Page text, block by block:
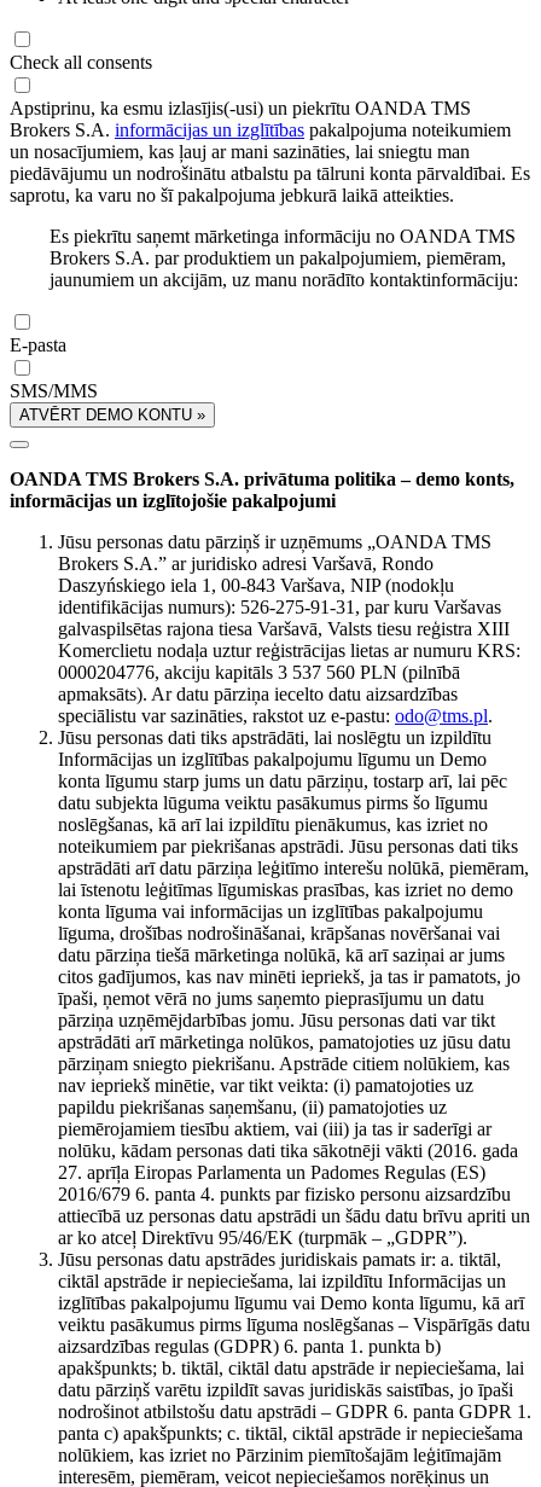
Check all consents
Apstiprinu, ka esmu izlasījis(-usi) un piekrītu OANDA TMS
Brokers S.A. informācijas un izglītības pakalpojuma noteikumiem
un nosacījumiem, kas ļauj ar mani sazināties, lai sniegtu man
piedāvājumu un nodrošinātu atbalstu pa tālruni konta pārvaldībai. Es
saprotu, ka varu no šī pakalpojuma jebkurā laikā atteikties.
Es piekrītu saņemt mārketinga informāciju no OANDA TMS
Brokers S.A. par produktiem un pakalpojumiem, piemēram,
jaunumiem un akcijām, uz manu norādīto kontaktinformāciju:
E-pasta
SMS/MMS
ATVĒRT DEMO KONTU »
OANDA TMS Brokers S.A. privātuma politika – demo konts,
informācijas un izglītojošie pakalpojumi
Jūsu personas datu pārziņš ir uzņēmums „OANDA TMS
Brokers S.A.” ar juridisko adresi Varšavā, Rondo
Daszyńskiego iela 1, 00-843 Varšava, NIP (nodokļu
identifikācijas numurs): 526-275-91-31, par kuru Varšavas
galvaspilsētas rajona tiesa Varšavā, Valsts tiesu reģistra XIII
Komerclietu nodaļa uztur reģistrācijas lietas ar numuru KRS:
0000204776, akciju kapitāls 3 537 560 PLN (pilnībā
apmaksāts). Ar datu pārziņa iecelto datu aizsardzības
speciālistu var sazināties, rakstot uz e-pastu: odo@tms.pl.
Jūsu personas dati tiks apstrādāti, lai noslēgtu un izpildītu
Informācijas un izglītības pakalpojumu līgumu un Demo
konta līgumu starp jums un datu pārziņu, tostarp arī, lai pēc
datu subjekta lūguma veiktu pasākumus pirms šo līgumu
noslēgšanas, kā arī lai izpildītu pienākumus, kas izriet no
noteikumiem par piekrišanas apstrādi. Jūsu personas dati tiks
apstrādāti arī datu pārziņa leģitīmo interešu nolūkā, piemēram,
lai īstenotu leģitīmas līgumiskas prasības, kas izriet no demo
konta līguma vai informācijas un izglītības pakalpojumu
līguma, drošības nodrošināšanai, krāpšanas novēršanai vai
datu pārziņa tiešā mārketinga nolūkā, kā arī saziņai ar jums
citos gadījumos, kas nav minēti iepriekš, ja tas ir pamatots, jo
īpaši, ņemot vērā no jums saņemto pieprasījumu un datu
pārziņa uzņēmējdarbības jomu. Jūsu personas dati var tikt
apstrādāti arī mārketinga nolūkos, pamatojoties uz jūsu datu
pārziņam sniegto piekrišanu. Apstrāde citiem nolūkiem, kas
nav iepriekš minētie, var tikt veikta: (i) pamatojoties uz
papildu piekrišanas saņemšanu, (ii) pamatojoties uz
piemērojamiem tiesību aktiem, vai (iii) ja tas ir saderīgi ar
nolūku, kādam personas dati tika sākotnēji vākti (2016. gada
27. aprīļa Eiropas Parlamenta un Padomes Regulas (ES)
2016/679 6. panta 4. punkts par fizisko personu aizsardzību
attiecībā uz personas datu apstrādi un šādu datu brīvu apriti un
ar ko atceļ Direktīvu 95/46/EK (turpmāk – „GDPR”).
Jūsu personas datu apstrādes juridiskais pamats ir: a. tiktāl,
ciktāl apstrāde ir nepieciešama, lai izpildītu Informācijas un
izglītības pakalpojumu līgumu vai Demo konta līgumu, kā arī
veiktu pasākumus pirms līguma noslēgšanas – Vispārīgās datu
aizsardzības regulas (GDPR) 6. panta 1. punkta b)
apakšpunkts; b. tiktāl, ciktāl datu apstrāde ir nepieciešama, lai
datu pārziņš varētu izpildīt savas juridiskās saistības, jo īpaši
nodrošinot atbilstošu datu apstrādi – GDPR 6. panta GDPR 1.
panta c) apakšpunkts; c. tiktāl, ciktāl apstrāde ir nepieciešama
nolūkiem, kas izriet no Pārzinim piemītošajām leģitīmajām
interesēm, piemēram, veicot nepieciešamos norēķinus un